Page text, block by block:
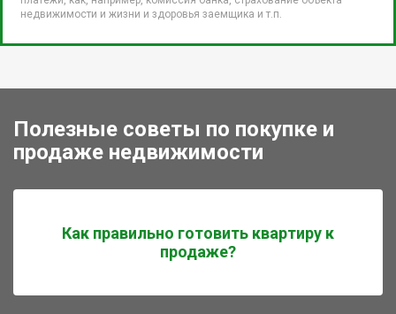
недвижимости и жизни и здоровья заемщика и т.п.
Полезные советы по покупке и
продаже недвижимости
Как правильно готовить квартиру к
продаже?